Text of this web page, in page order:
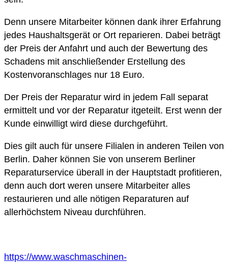
Denn unsere Mitarbeiter können dank ihrer Erfahrung
jedes Haushaltsgerät or Ort reparieren. Dabei beträgt
der Preis der Anfahrt und auch der Bewertung des
Schadens mit anschließender Erstellung des
Kostenvoranschlages nur 18 Euro.
Der Preis der Reparatur wird in jedem Fall separat
ermittelt und vor der Reparatur itgeteilt. Erst wenn der
Kunde einwilligt wird diese durchgeführt.
Dies gilt auch für unsere Filialen in anderen Teilen von
Berlin. Daher können Sie von unserem Berliner
Reparaturservice überall in der Hauptstadt profitieren,
denn auch dort weren unsere Mitarbeiter alles
restaurieren und alle nötigen Reparaturen auf
allerhöchstem Niveau durchführen.
https://www.waschmaschinen-